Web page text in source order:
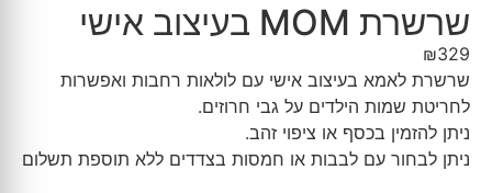
שרשרת MOM בעיצוב אישי
₪329
שרשרת לאמא בעיצוב אישי עם לולאות רחבות ואפשרות
לחריטת שמות הילדים על גבי חרוזים.
ניתן להזמין בכסף או ציפוי זהב.
ניתן לבחור עם לבבות או חמסות בצדדים ללא תוספת תשלום